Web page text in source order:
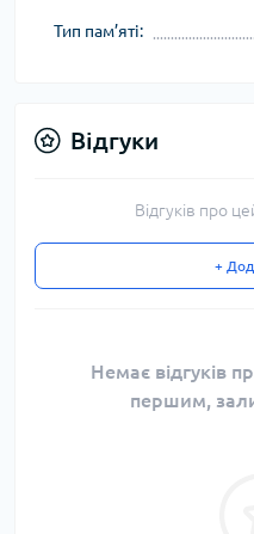
Тип пам’яті:
Відгуки
Відгуків про
+
Немає відгуків
першим,